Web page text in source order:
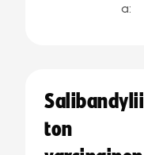
a:
Salibandylii
ton